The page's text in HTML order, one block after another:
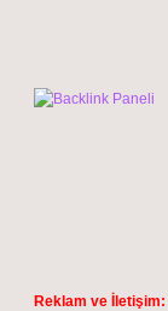
Reklam ve İletişim: